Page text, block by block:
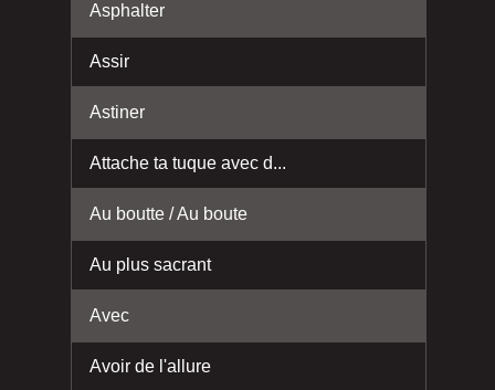
Asphalter
Assir
Astiner
Attache ta tuque avec d...
Au boutte / Au boute
Au plus sacrant
Avec
Avoir de l'allure